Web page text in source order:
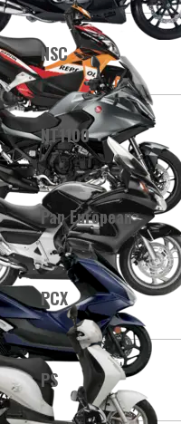
NSC
NT1100
Pan European
PCX
PS